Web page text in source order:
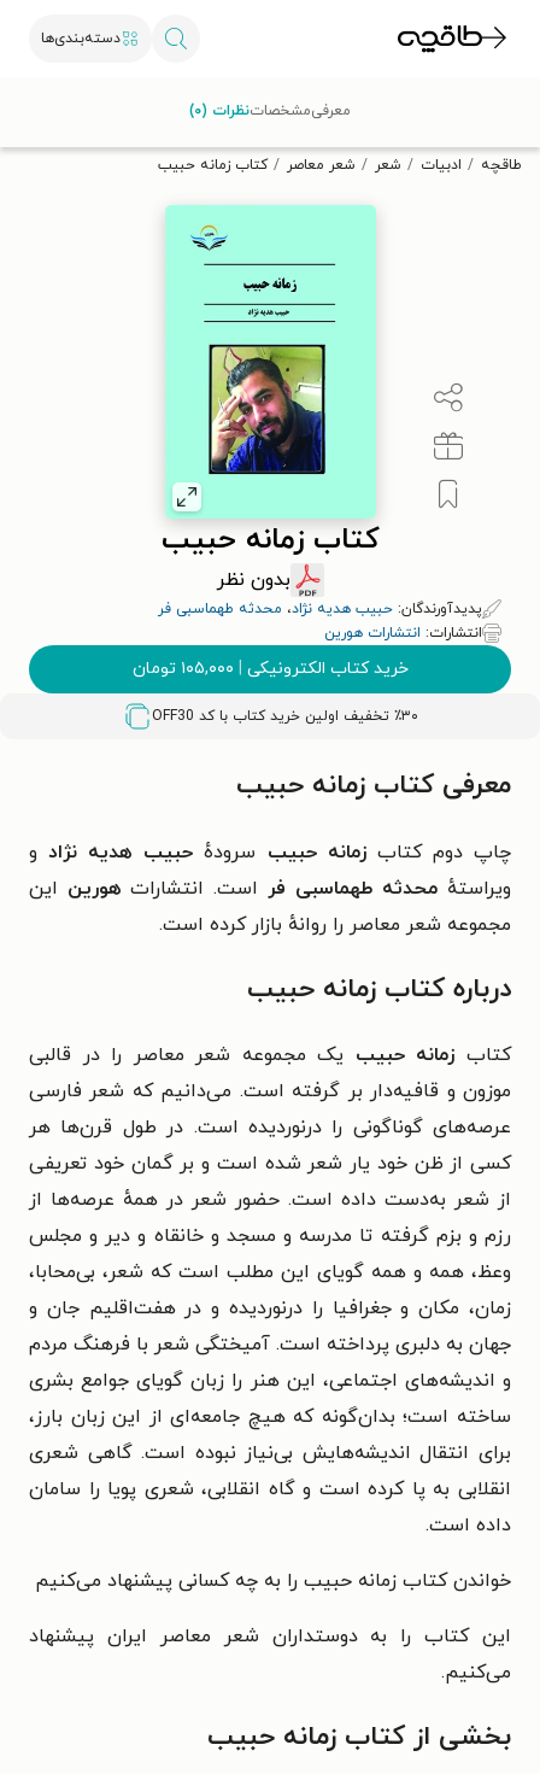
دسته‌بندی‌ها
تخفیف از طاقچه دریافت کن.
طاقچه ادبیات شعر شعر معاصر کتاب زمانه حبیب
کتاب زمانه حبیب
بدون نظر
پدیدآورندگان: حبیب هدیه نژاد، محدثه طهماسبی فر
انتشارات: انتشارات هورین
خرید کتاب الکترونیکی | ۱۰۵,۰۰۰ تومان
٪۳۰ تخفیف اولین خرید کتاب با کد OFF30
معرفیمشخصاتنظرات (۰)
معرفی کتاب زمانه حبیب
چاپ دوم کتابزمانه حبیب سرودهٔ حبیب هدیه نژادو
ویراستهٔ محدثه طهماسبی فر است. انتشارات هورین این
مجموعه شعر معاصر را روانهٔ بازار کرده است.
درباره کتاب زمانه حبیب
کتاب زمانه حبیب یک مجموعه شعر معاصر را در قالبی
موزون و قافیه‌دار بر گرفته است. می‌دانیم که شعر فارسی
عرصه‌های گوناگونی را درنوردیده است. در طول قرن‌ها هر
کسی از ظن خود یار شعر شده است و بر گمان خود تعریفی
از شعر به‌دست داده است. حضور شعر در همهٔ عرصه‌ها از
رزم و بزم گرفته تا مدرسه و مسجد و خانقاه و دیر و مجلس
وعظ، همه و همه گویای این مطلب است که شعر، بی‌محابا،
زمان، مکان و جغرافیا را درنوردیده و در هفت‌اقلیم جان و
جهان به دلبری پرداخته است. آمیختگی شعر با فرهنگ مردم
و اندیشه‌های اجتماعی، این هنر را زبان گویای جوامع بشری
ساخته است؛ بدان‌گونه که هیچ جامعه‌ای از این زبان بارز،
برای انتقال اندیشه‌هایش بی‌نیاز نبوده است. گاهی شعری
انقلابی به پا کرده است و گاه انقلابی، شعری پویا را سامان
داده است.
خواندن کتاب زمانه حبیب را به چه کسانی پیشنهاد می‌کنیم
این کتاب را به دوستداران شعر معاصر ایران پیشنهاد
می‌کنیم.
بخشی از کتاب زمانه حبیب